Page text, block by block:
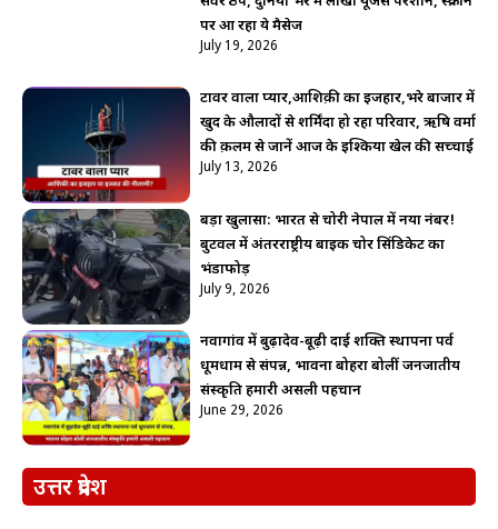
पर आ रहा ये मैसेज
July 19, 2026
टावर वाला प्यार,आशिक़ी का इजहार,भरे बाजार में
खुद के औलादों से शर्मिंदा हो रहा परिवार, ऋषि वर्मा
की क़लम से जानें आज के इश्किया खेल की सच्चाई
July 13, 2026
बड़ा खुलासा: भारत से चोरी नेपाल में नया नंबर!
बुटवल में अंतरराष्ट्रीय बाइक चोर सिंडिकेट का
भंडाफोड़
July 9, 2026
नवागांव में बुढ़ादेव-बूढ़ी दाई शक्ति स्थापना पर्व
धूमधाम से संपन्न, भावना बोहरा बोलीं जनजातीय
संस्कृति हमारी असली पहचान
June 29, 2026
उत्तर प्रदेश